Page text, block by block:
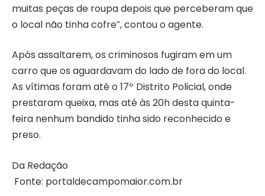
muitas peças de roupa depois que perceberam que
o local não tinha cofre”, contou o agente.
Após assaltarem, os criminosos fugiram em um
carro que os aguardavam do lado de fora do local.
As vítimas foram até o 17º Distrito Policial, onde
prestaram queixa, mas até às 20h desta quinta-
feira nenhum bandido tinha sido reconhecido e
preso.
Da Redação
Fonte: portaldecampomaior.com.br